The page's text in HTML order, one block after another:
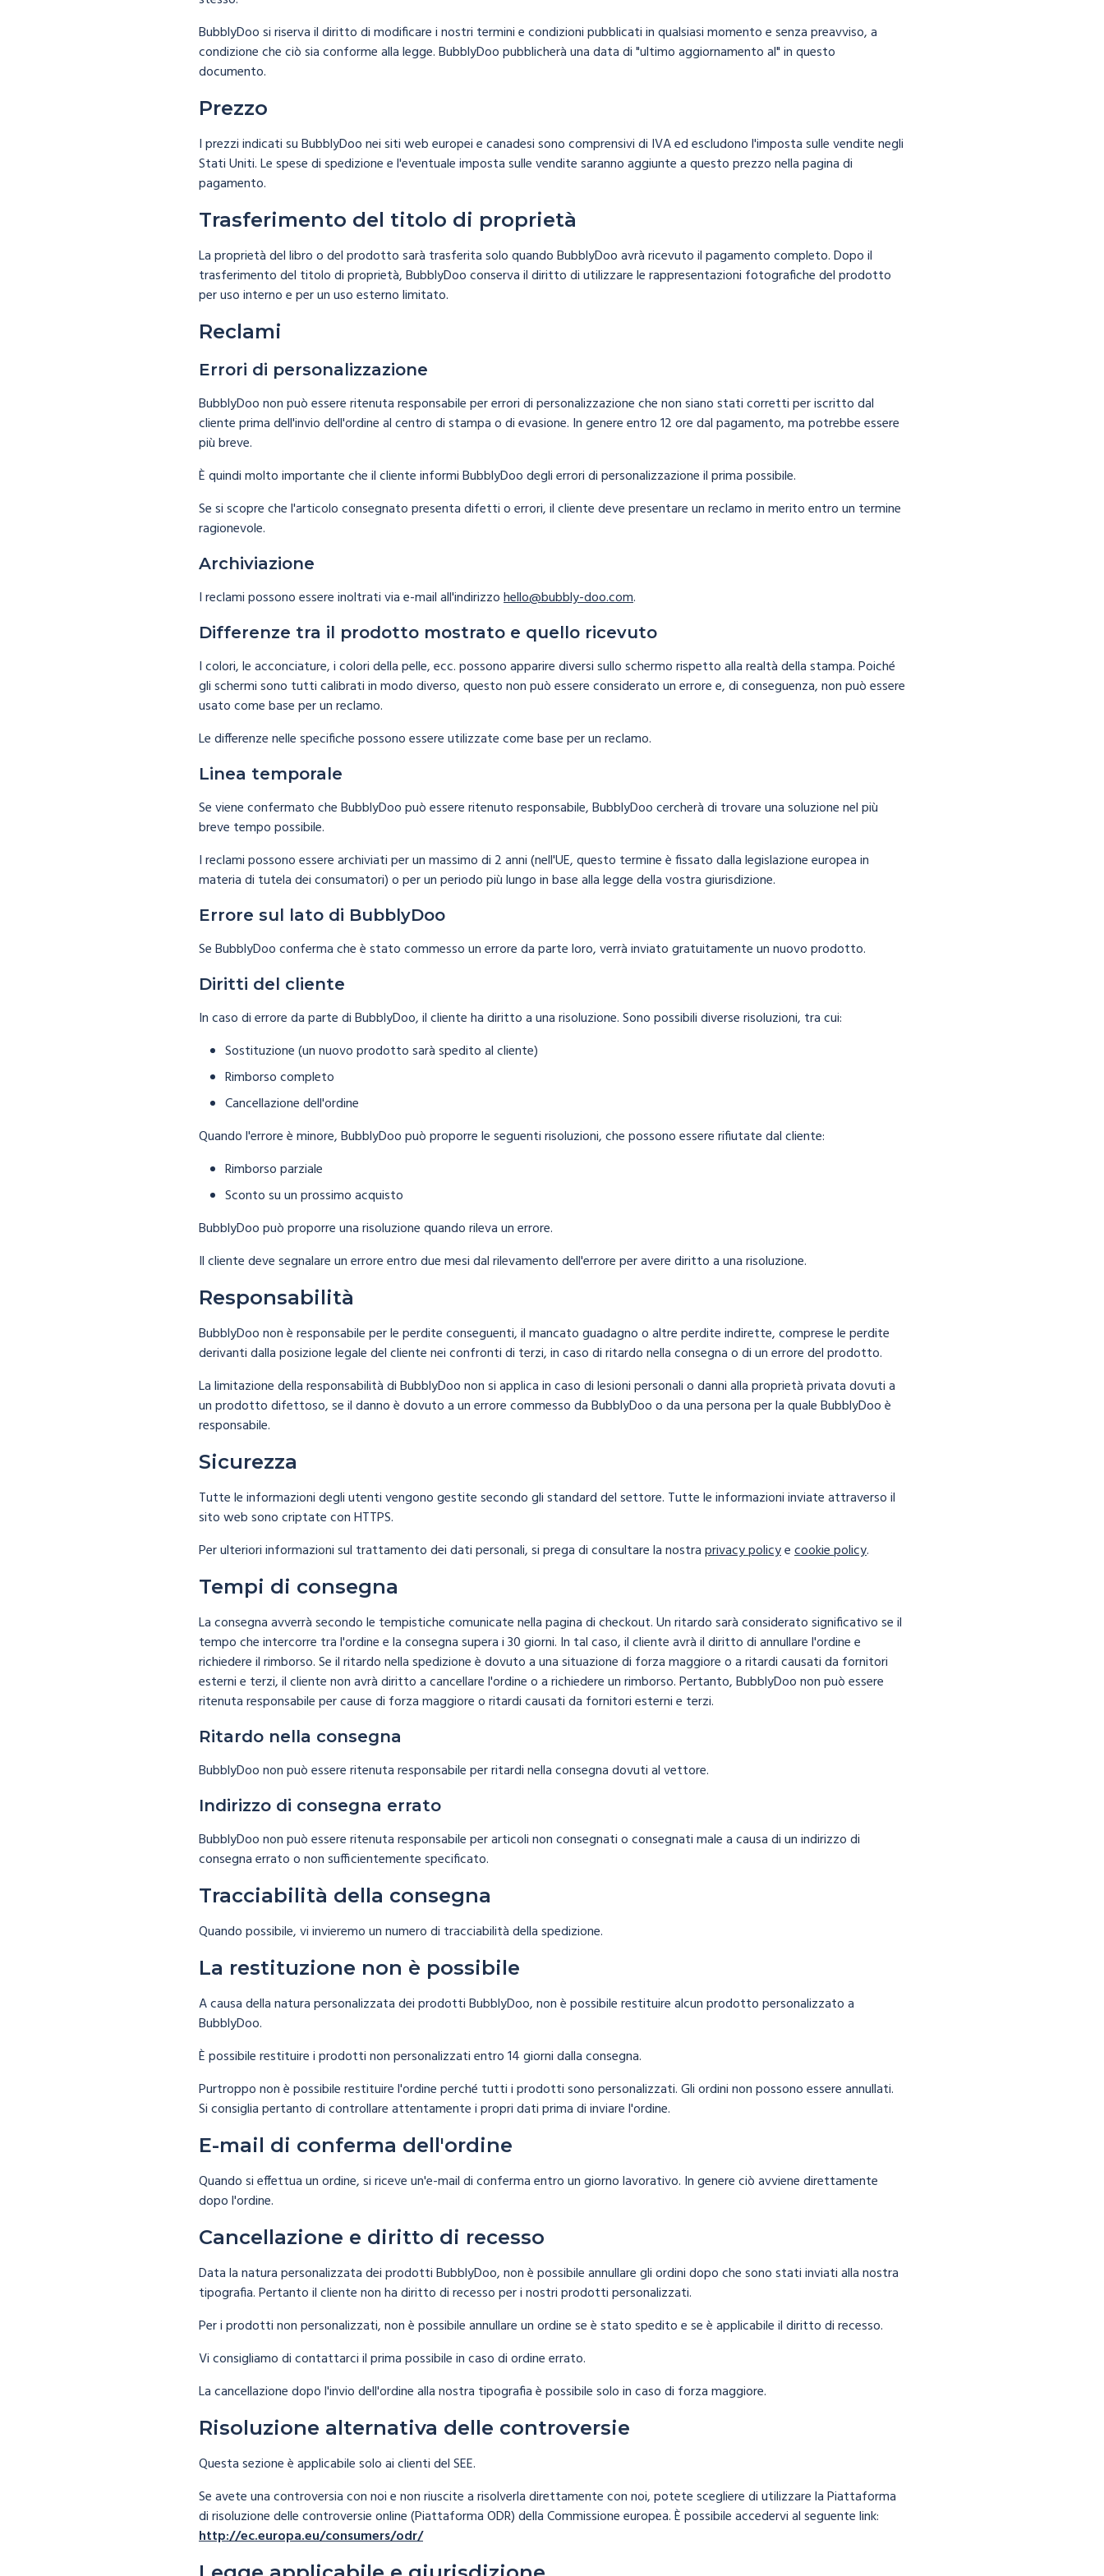
BubblyDoo si riserva il diritto di modificare i nostri termini e condizioni pubblicati in qualsiasi momento e senza preavviso, a
condizione che ciò sia conforme alla legge. BubblyDoo pubblicherà una data di "ultimo aggiornamento al" in questo
documento.
Prezzo
I prezzi indicati su BubblyDoo nei siti web europei e canadesi sono comprensivi di IVA ed escludono l'imposta sulle vendite negli
Stati Uniti. Le spese di spedizione e l'eventuale imposta sulle vendite saranno aggiunte a questo prezzo nella pagina di
pagamento.
Trasferimento del titolo di proprietà
La proprietà del libro o del prodotto sarà trasferita solo quando BubblyDoo avrà ricevuto il pagamento completo. Dopo il
trasferimento del titolo di proprietà, BubblyDoo conserva il diritto di utilizzare le rappresentazioni fotografiche del prodotto
per uso interno e per un uso esterno limitato.
Reclami
Errori di personalizzazione
BubblyDoo non può essere ritenuta responsabile per errori di personalizzazione che non siano stati corretti per iscritto dal
cliente prima dell'invio dell'ordine al centro di stampa o di evasione. In genere entro 12 ore dal pagamento, ma potrebbe essere
più breve.
È quindi molto importante che il cliente informi BubblyDoo degli errori di personalizzazione il prima possibile.
Se si scopre che l'articolo consegnato presenta difetti o errori, il cliente deve presentare un reclamo in merito entro un termine
ragionevole.
Archiviazione
I reclami possono essere inoltrati via e-mail all'indirizzohello@bubbly-doo.com.
Differenze tra il prodotto mostrato e quello ricevuto
I colori, le acconciature, i colori della pelle, ecc. possono apparire diversi sullo schermo rispetto alla realtà della stampa. Poiché
gli schermi sono tutti calibrati in modo diverso, questo non può essere considerato un errore e, di conseguenza, non può essere
usato come base per un reclamo.
Le differenze nelle specifiche possono essere utilizzate come base per un reclamo.
Linea temporale
Se viene confermato che BubblyDoo può essere ritenuto responsabile, BubblyDoo cercherà di trovare una soluzione nel più
breve tempo possibile.
I reclami possono essere archiviati per un massimo di 2 anni (nell'UE, questo termine è fissato dalla legislazione europea in
materia di tutela dei consumatori) o per un periodo più lungo in base alla legge della vostra giurisdizione.
Errore sul lato di BubblyDoo
Se BubblyDoo conferma che è stato commesso un errore da parte loro, verrà inviato gratuitamente un nuovo prodotto.
Diritti del cliente
In caso di errore da parte di BubblyDoo, il cliente ha diritto a una risoluzione. Sono possibili diverse risoluzioni, tra cui:
Sostituzione (un nuovo prodotto sarà spedito al cliente)
Rimborso completo
Cancellazione dell'ordine
Quando l'errore è minore, BubblyDoo può proporre le seguenti risoluzioni, che possono essere rifiutate dal cliente:
Rimborso parziale
Sconto su un prossimo acquisto
BubblyDoo può proporre una risoluzione quando rileva un errore.
Il cliente deve segnalare un errore entro due mesi dal rilevamento dell'errore per avere diritto a una risoluzione.
Responsabilità
BubblyDoo non è responsabile per le perdite conseguenti, il mancato guadagno o altre perdite indirette, comprese le perdite
derivanti dalla posizione legale del cliente nei confronti di terzi, in caso di ritardo nella consegna o di un errore del prodotto.
La limitazione della responsabilità di BubblyDoo non si applica in caso di lesioni personali o danni alla proprietà privata dovuti a
un prodotto difettoso, se il danno è dovuto a un errore commesso da BubblyDoo o da una persona per la quale BubblyDoo è
responsabile.
Sicurezza
Tutte le informazioni degli utenti vengono gestite secondo gli standard del settore. Tutte le informazioni inviate attraverso il
sito web sono criptate con HTTPS.
Per ulteriori informazioni sul trattamento dei dati personali, si prega di consultare la nostraprivacy policyecookie policy.
Tempi di consegna
La consegna avverrà secondo le tempistiche comunicate nella pagina di checkout. Un ritardo sarà considerato significativo se il
tempo che intercorre tra l'ordine e la consegna supera i 30 giorni. In tal caso, il cliente avrà il diritto di annullare l'ordine e
richiedere il rimborso. Se il ritardo nella spedizione è dovuto a una situazione di forza maggiore o a ritardi causati da fornitori
esterni e terzi, il cliente non avrà diritto a cancellare l'ordine o a richiedere un rimborso. Pertanto, BubblyDoo non può essere
ritenuta responsabile per cause di forza maggiore o ritardi causati da fornitori esterni e terzi.
Ritardo nella consegna
BubblyDoo non può essere ritenuta responsabile per ritardi nella consegna dovuti al vettore.
Indirizzo di consegna errato
BubblyDoo non può essere ritenuta responsabile per articoli non consegnati o consegnati male a causa di un indirizzo di
consegna errato o non sufficientemente specificato.
Tracciabilità della consegna
Quando possibile, vi invieremo un numero di tracciabilità della spedizione.
La restituzione non è possibile
A causa della natura personalizzata dei prodotti BubblyDoo, non è possibile restituire alcun prodotto personalizzato a
BubblyDoo.
È possibile restituire i prodotti non personalizzati entro 14 giorni dalla consegna.
Purtroppo non è possibile restituire l'ordine perché tutti i prodotti sono personalizzati. Gli ordini non possono essere annullati.
Si consiglia pertanto di controllare attentamente i propri dati prima di inviare l'ordine.
E-mail di conferma dell'ordine
Quando si effettua un ordine, si riceve un'e-mail di conferma entro un giorno lavorativo. In genere ciò avviene direttamente
dopo l'ordine.
Cancellazione e diritto di recesso
Data la natura personalizzata dei prodotti BubblyDoo, non è possibile annullare gli ordini dopo che sono stati inviati alla nostra
tipografia. Pertanto il cliente non ha diritto di recesso per i nostri prodotti personalizzati.
Per i prodotti non personalizzati, non è possibile annullare un ordine se è stato spedito e se è applicabile il diritto di recesso.
Vi consigliamo di contattarci il prima possibile in caso di ordine errato.
La cancellazione dopo l'invio dell'ordine alla nostra tipografia è possibile solo in caso di forza maggiore.
Risoluzione alternativa delle controversie
Questa sezione è applicabile solo ai clienti del SEE.
Se avete una controversia con noi e non riuscite a risolverla direttamente con noi, potete scegliere di utilizzare la Piattaforma
di risoluzione delle controversie online (Piattaforma ODR) della Commissione europea. È possibile accedervi al seguente link:
http://ec.europa.eu/consumers/odr/